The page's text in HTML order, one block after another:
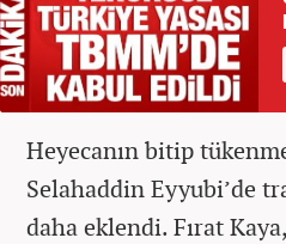
Heyecanın bitip
Selahaddin Eyyubi’de
daha eklendi. Fırat